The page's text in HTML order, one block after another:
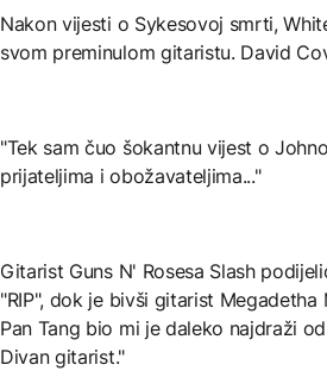
Nakon vijesti o Sykesovoj smrti,
svom preminulom gitaristu. David
"Tek sam čuo šokantnu vijest o
prijateljima i obožavateljima..."
Gitarist Guns N' Rosesa Slash
"RIP", dok je bivši gitarist
Pan Tang bio mi je daleko najdraži
Divan gitarist."